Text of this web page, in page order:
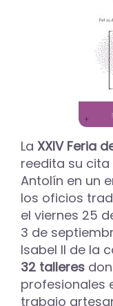
La XXIV Feria
reedita su
Antolín en un
los oficios
el viernes 25
3 de
Isabel II de la
32 talleres
profesionales
trabajo